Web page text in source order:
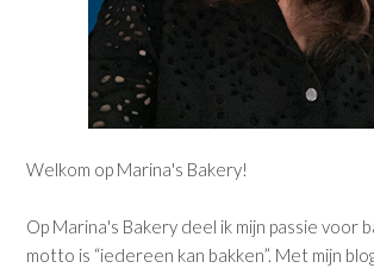
Welkom op Marina's Bakery!
Op Marina's Bakery deel ik mijn passie voor
motto is “iedereen kan bakken”. Met mijn